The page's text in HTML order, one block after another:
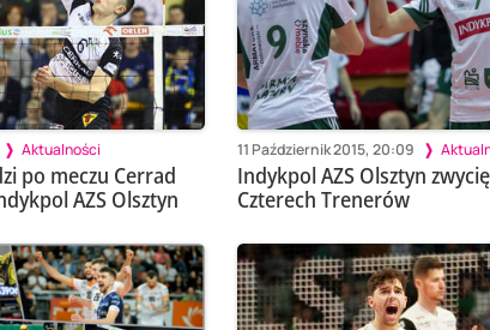
Aktualności
po meczu Cerrad
AZS Olsztyn
11 Październik 2015, 20:09
Indykpol AZS Olsztyn
Czterech Trenerów